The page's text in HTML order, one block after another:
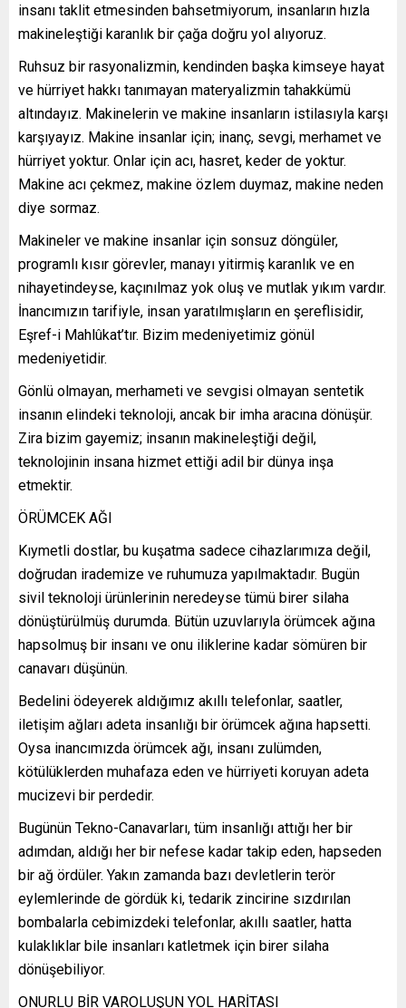
insanı taklit etmesinden bahsetmiyorum, insanların hızla
makineleştiği karanlık bir çağa doğru yol alıyoruz.
Ruhsuz bir rasyonalizmin, kendinden başka kimseye hayat
ve hürriyet hakkı tanımayan materyalizmin tahakkümü
altındayız. Makinelerin ve makine insanların istilasıyla karşı
karşıyayız. Makine insanlar için; inanç, sevgi, merhamet ve
hürriyet yoktur. Onlar için acı, hasret, keder de yoktur.
Makine acı çekmez, makine özlem duymaz, makine neden
diye sormaz.
Makineler ve makine insanlar için sonsuz döngüler,
programlı kısır görevler, manayı yitirmiş karanlık ve en
nihayetindeyse, kaçınılmaz yok oluş ve mutlak yıkım vardır.
İnancımızın tarifiyle, insan yaratılmışların en şereflisidir,
Eşref-i Mahlûkat’tır. Bizim medeniyetimiz gönül
medeniyetidir.
Gönlü olmayan, merhameti ve sevgisi olmayan sentetik
insanın elindeki teknoloji, ancak bir imha aracına dönüşür.
Zira bizim gayemiz; insanın makineleştiği değil,
teknolojinin insana hizmet ettiği adil bir dünya inşa
etmektir.
ÖRÜMCEK AĞI
Kıymetli dostlar, bu kuşatma sadece cihazlarımıza değil,
doğrudan irademize ve ruhumuza yapılmaktadır. Bugün
sivil teknoloji ürünlerinin neredeyse tümü birer silaha
dönüştürülmüş durumda. Bütün uzuvlarıyla örümcek ağına
hapsolmuş bir insanı ve onu iliklerine kadar sömüren bir
canavarı düşünün.
Bedelini ödeyerek aldığımız akıllı telefonlar, saatler,
iletişim ağları adeta insanlığı bir örümcek ağına hapsetti.
Oysa inancımızda örümcek ağı, insanı zulümden,
kötülüklerden muhafaza eden ve hürriyeti koruyan adeta
mucizevi bir perdedir.
Bugünün Tekno-Canavarları, tüm insanlığı attığı her bir
adımdan, aldığı her bir nefese kadar takip eden, hapseden
bir ağ ördüler. Yakın zamanda bazı devletlerin terör
eylemlerinde de gördük ki, tedarik zincirine sızdırılan
bombalarla cebimizdeki telefonlar, akıllı saatler, hatta
kulaklıklar bile insanları katletmek için birer silaha
dönüşebiliyor.
ONURLU BİR VAROLUŞUN YOL HARİTASI